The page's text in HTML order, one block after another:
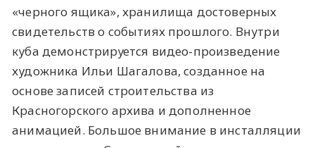
«черного ящика», хранилища достоверных
свидетельств о событиях прошлого. Внутри
куба демонстрируется видео-произведение
художника Ильи Шагалова, созданное на
основе записей строительства из
Красногорского архива и дополненное
анимацией. Большое внимание в инсталляции